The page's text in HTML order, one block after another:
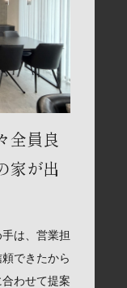
全員良
家が出
は、営業担
できたから
わせて提案